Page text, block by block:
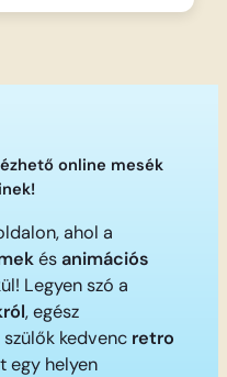
online mesék
ahol a
ésanimációs
Legyen szó a
, egész
kedvenc retro
egy helyen